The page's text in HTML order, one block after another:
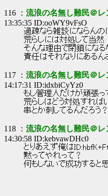
116 ： 流浪の名無し難民＠レ
13:35:35 ID:ooWY9vFsO
過疎なら雑談にならん
荒らしには対処して当然
そんな理由で閉鎖にな
責任はそれなりにあるん
117 ： 流浪の名無し難民＠レ
14:17:31 ID:idxbiCyYz0
もし管理人だけが頑張っ
荒らしはどう対処すれば
串とか刺してるんだろう？
118 ： 流浪の名無し難民＠レ
14:30:58 ID:kebvawDHc0
とりあえず俺は
黙ってやれって？
何もしないで成功すると